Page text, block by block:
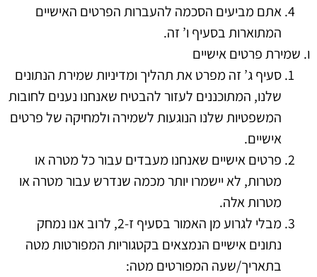
אתם מביעים הסכמה להעברות הפרטים האישיים
המתוארות בסעיף ו’ זה.
ו. שמירת פרטים אישיים
סעיף ג’ זה מפרט את תהליך ומדיניות שמירת הנתונים
שלנו, המתוכננים לעזור להבטיח שאנחנו נענים לחובות
המשפטיות שלנו הנוגעות לשמירה ולמחיקה של פרטים
אישיים.
פרטים אישיים שאנחנו מעבדים עבור כל מטרה או
מטרות, לא יישמרו יותר מכמה שנדרש עבור מטרה או
מטרות אלה.
מבלי לגרוע מן האמור בסעיף ז-2, לרוב אנו נמחק
נתונים אישיים הנמצאים בקטגוריות המפורטות מטה
בתאריך/שעה המפורטים מטה: